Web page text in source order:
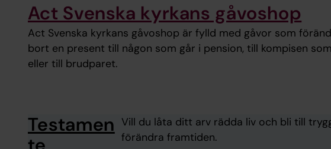
Act Svenska kyrkans gåvoshop
Act Svenska kyrkans gåvoshop är fylld med gåvor som
bort en present till någon som går i pension, till kompisen
eller till brudparet.
Testamen Vill du låta ditt arv rädda liv och bli till
förändra framtiden.